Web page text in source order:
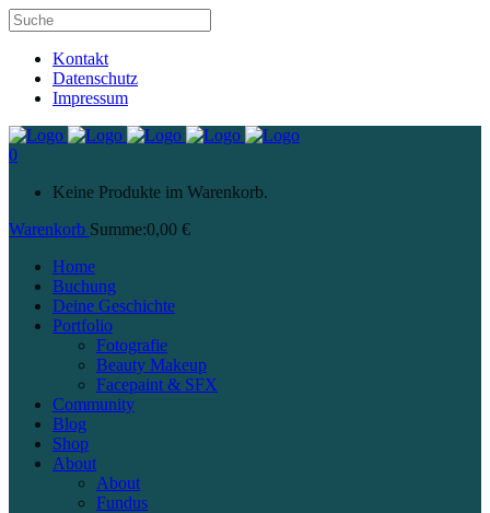
Kontakt
Datenschutz
Impressum
0
Keine Produkte im Warenkorb.
Warenkorb Summe:0,00 €
Home
Buchung
Deine Geschichte
Portfolio
Fotografie
Beauty Makeup
Facepaint & SFX
Community
Blog
Shop
About
About
Fundus